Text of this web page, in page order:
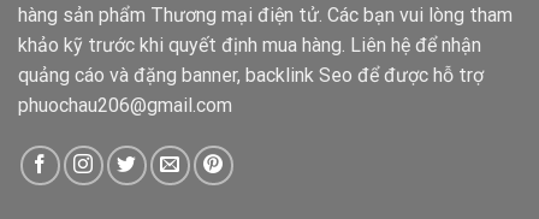
hàng sản phẩm Thương mại điện tử. Các bạn vui lòng tham
khảo kỹ trước khi quyết định mua hàng. Liên hệ để nhận
quảng cáo và đặng banner, backlink Seo để được hỗ trợ
phuochau206@gmail.com